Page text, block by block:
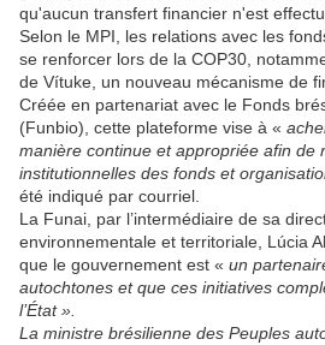
qu'aucun transfert financier n'est
Selon le MPI, les relations avec les
se renforcer lors de la COP30,
de Vítuke, un nouveau mécanisme de
Créée en partenariat avec le Fonds
(Funbio), cette plateforme vise à «
manière continue et appropriée afin de
institutionnelles des fonds et
été indiqué par courriel.
La Funai, par l’intermédiaire de sa
environnementale et territoriale, Lúcia
que le gouvernement est « un
autochtones et que ces initiatives
l’État ».
La ministre brésilienne des Peuples